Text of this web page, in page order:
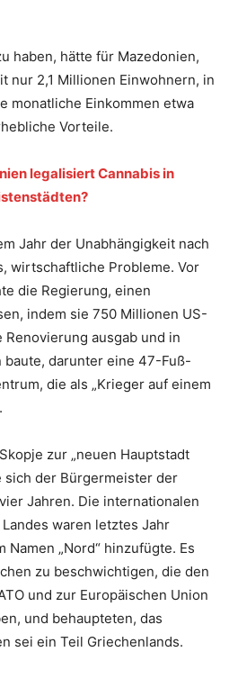
haben, hätte für Mazedonien,
nur 2,1 Millionen Einwohnern, in
monatliche Einkommen etwa
Vorteile.
legalisiert Cannabis in
Jahr der Unabhängigkeit nach
wirtschaftliche Probleme. Vor
die Regierung, einen
indem sie 750 Millionen US-
ausgab und in
darunter eine 47-Fuß-
die als „Krieger auf einem
zur „neuen Hauptstadt
sich der Bürgermeister der
Jahren. Die internationalen
waren letztes Jahr
„Nord“ hinzufügte. Es
zu beschwichtigen, die den
und zur Europäischen Union
und behaupteten, das
sei ein Teil Griechenlands.